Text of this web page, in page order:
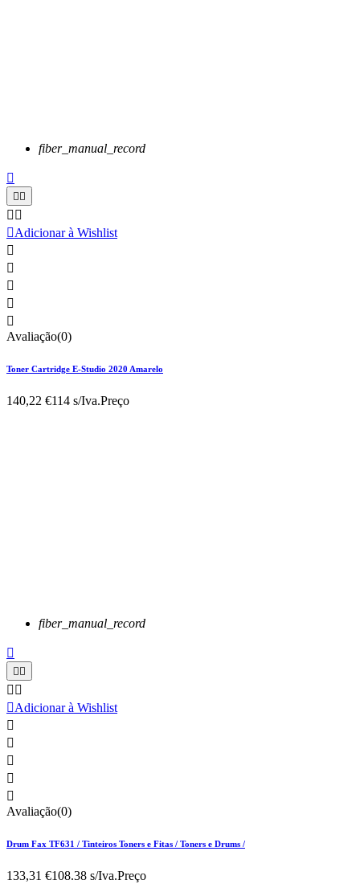
fiber_manual_record


 
Adicionar à Wishlist





Avaliação(0)
Toner Cartridge E-Studio 2020 Amarelo
140,22 €114 s/Iva.Preço
fiber_manual_record


 
Adicionar à Wishlist





Avaliação(0)
Drum Fax TF631 / Tinteiros Toners e Fitas / Toners e Drums /
133,31 €108.38 s/Iva.Preço